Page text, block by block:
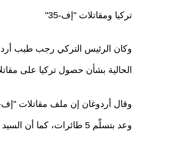
تركيا ومقاتلات "إف-35"
وكان الرئيس التركي رجب طيب
الحالية بشأن حصول تركيا على
وعد بتسلّم 5 طائرات، كما أن السيد ترمب قدّم لنا وعدا بهذا الخصوص، وهو دائما يفي بوعوده".